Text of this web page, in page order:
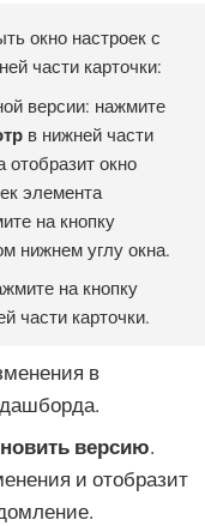
окно настроек с
части карточки:
версии: нажмите
в нижней части
отобразит окно
элемента
на кнопку
нижнем углу окна.
на кнопку
части карточки.
в
версию.
и отобразит